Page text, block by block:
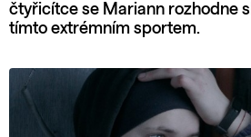
čtyřicítce se Mariann rozhodne
tímto extrémním sportem.